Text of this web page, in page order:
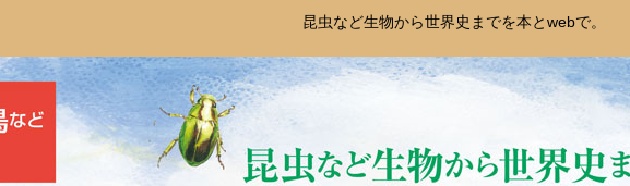
昆虫など生物から世界史までを本とwebで。